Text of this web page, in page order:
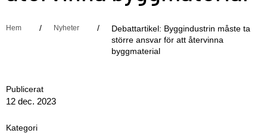
Hem /
Debattartikel: Byggindustrin måste ta
större ansvar för att återvinna
byggmaterial
Nyheter /
Publicerat
12 dec. 2023
Kategori